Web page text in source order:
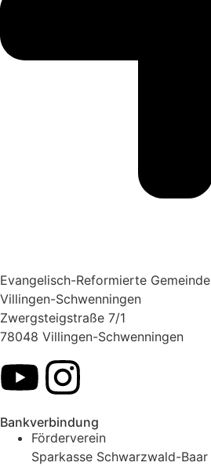
Evangelisch-Reformierte Gemeinde
Villingen-Schwenningen
Zwergsteigstraße 7/1
78048 Villingen-Schwenningen
Bankverbindung
Förderverein
Sparkasse Schwarzwald-Baar